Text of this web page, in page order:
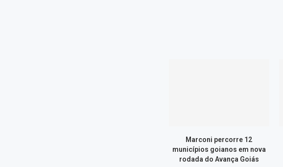
Marconi percorre 12
municípios goianos em nova
rodada do Avança Goiás